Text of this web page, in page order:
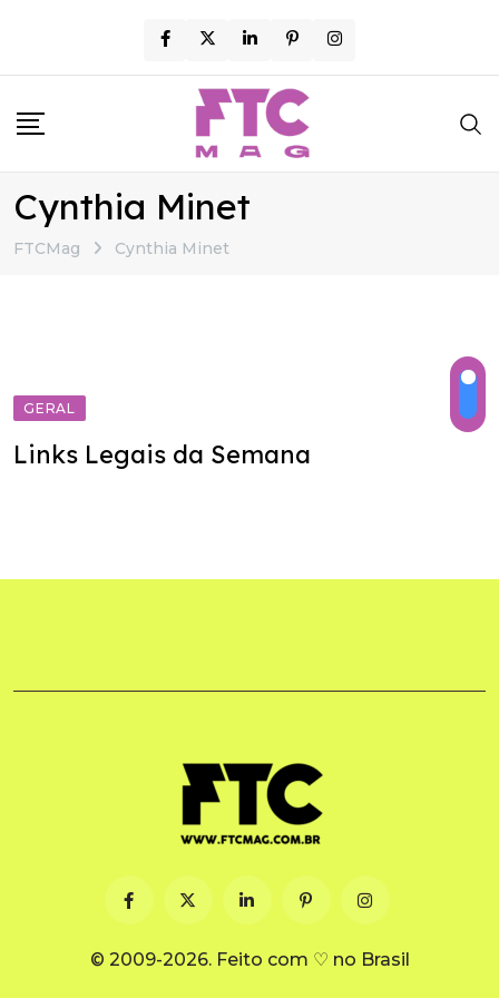
content
Cynthia Minet
FTCMag Cynthia Minet
GERAL
Links Legais da Semana
© 2009-2026. Feito com ♡ no Brasil